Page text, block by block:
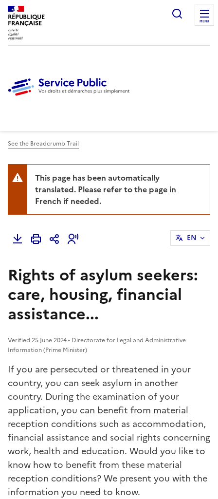
RÉPUBLIQUE
FRANÇAISE
Ouvrir
MENU
See the Breadcrumb Trail
This page has been automatically
translated. Please refer to the page in
French if needed.
EN
Rights of asylum seekers:
care, housing, financial
assistance...
Verified 25 June 2024 - Directorate for Legal and Administrative
Information (Prime Minister)
If you are persecuted or threatened in your
country, you can seek asylum in another
country. During the examination of your
application, you can benefit from material
reception conditions such as accommodation,
financial assistance and social rights concerning
work, health and education. Would you like to
know how to benefit from these material
reception conditions? We present you with the
information you need to know.